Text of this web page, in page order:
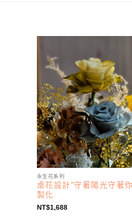
永生花系列
桌花設計”守著陽光守著
製化
NT$1,688